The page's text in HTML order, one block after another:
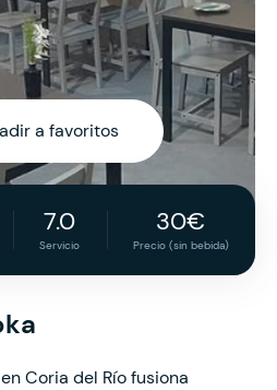
a favoritos
7.0
Servicio
30€
Precio (sin bebida)
en Coria del Río fusiona